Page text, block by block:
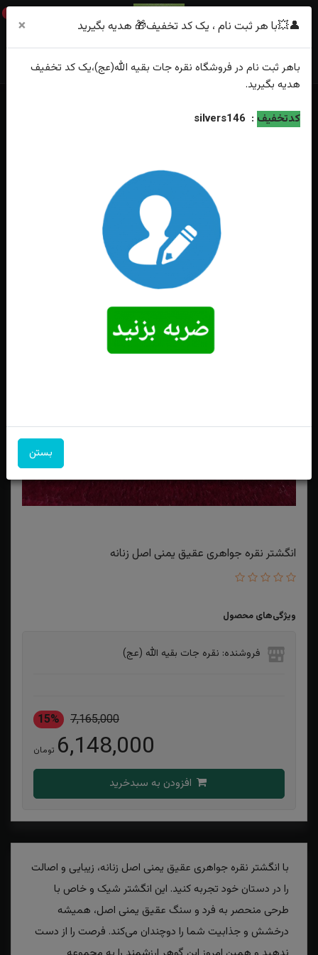
0
خانه فهرست محصولات
انگشتر نقره جواهری عقیق یمنی اصل زنانه
ویژگی‌های محصول
فروشنده: نقره جات بقیه الله (عج)
7,165,000
15%
6,148,000 تومان
با انگشتر نقره جواهری عقیق یمنی اصل زنانه، زیبایی و اصالت
را در دستان خود تجربه کنید. این انگشتر شیک و خاص با
طرحی منحصر به فرد و سنگ عقیق یمنی اصل، همیشه
درخشش و جذابیت شما را دوچندان می‌کند. فرصت را از دست
👤💥با هر ثبت نام ، یک کد تخفیف🎁 هدیه بگیرید ×
باهر ثبت نام در فروشگاه نقره جات بقیه الله(عج)،یک کد تخفیف
هدیه بگیرید.
کدتخفیف :
silvers146
بستن